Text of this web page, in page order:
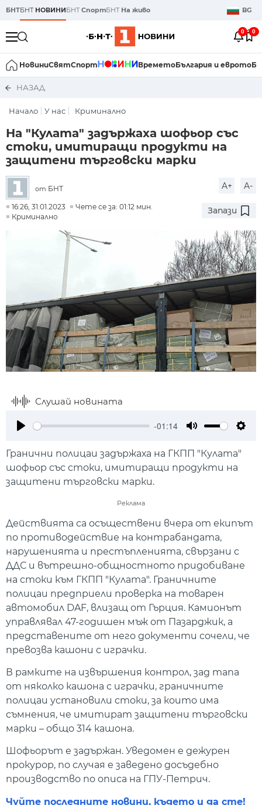
БНТБНТ НОВИНИБНТСпортБНТ На живо BG
0 0
НовиниСвятСпорт ВреметоБългария и еврото
НАЗАД
Начало У нас Криминално
На "Кулата" задържаха шофьор със
стоки, имитиращи продукти на
защитени търговски марки
от БНТ A+ A-
16:26, 31.01.2023
Чете се за: 01:12 мин.
Криминално
Запази
Слушай новината
-01:14
Гранични полицаи задържаха на ГКПП "Кулата"
шофьор със стоки, имитиращи продукти на
защитени търговски марки.
Реклама
Действията са осъществени вчера от екипът
по противодействие на контрабандата,
нарушенията и престъпленията, свързани с
ДДС и вътрешно-общностното придобиване
на стоки към ГКПП "Кулата". Граничните
полицаи предприели проверка на товарен
автомобил DAF, влизащ от Гърция. Камионът
управлявал 47-годишен мъж от Пазарджик, а
представените от него документи сочели, че
превозва кашони с играчки.
В рамките на извършения контрол, зад тапа
от няколко кашона с играчки, граничните
полицаи установили стоки, за които има
съмнения, че имитират защитени търговски
марки – общо 314 кашона.
Шофьорът е задържан. Уведомен е дежурен
прокурор, по случая е заведено досъдебно
производство по описа на ГПУ-Петрич.
Чуйте последните новини, където и да сте!